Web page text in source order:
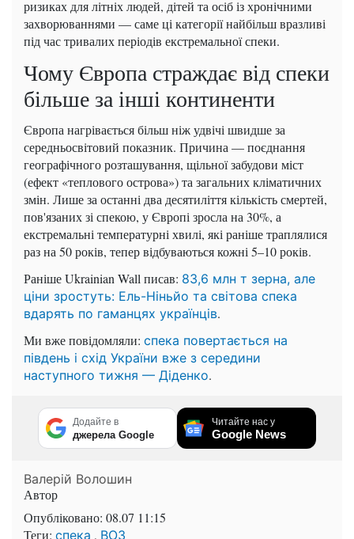
ризиках для літніх людей, дітей та осіб із хронічними
захворюваннями — саме ці категорії найбільш вразливі
під час тривалих періодів екстремальної спеки.
Чому Європа страждає від спеки
більше за інші континенти
Європа нагрівається більш ніж удвічі швидше за
середньосвітовий показник. Причина — поєднання
географічного розташування, щільної забудови міст
(ефект «теплового острова») та загальних кліматичних
змін. Лише за останні два десятиліття кількість смертей,
пов'язаних зі спекою, у Європі зросла на 30%, а
екстремальні температурні хвилі, які раніше траплялися
раз на 50 років, тепер відбуваються кожні 5–10 років.
Раніше Ukrainian Wall писав: 83,6 млн т зерна, але
ціни зростуть: Ель-Ніньйо та світова спека
вдарять по гаманцях українців.
Ми вже повідомляли: спека повертається на
південь і схід України вже з середини
наступного тижня — Діденко.
Додайте в
джерела Google
Читайте нас у
Google News
Валерій Волошин
Автор
Опубліковано: 08.07 11:15
Теги: спека , ВОЗ